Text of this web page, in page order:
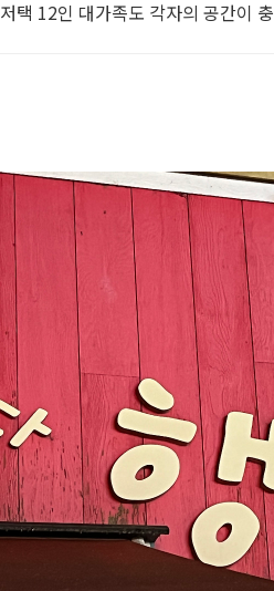
저택 12인 대가족도 각자의 공간이